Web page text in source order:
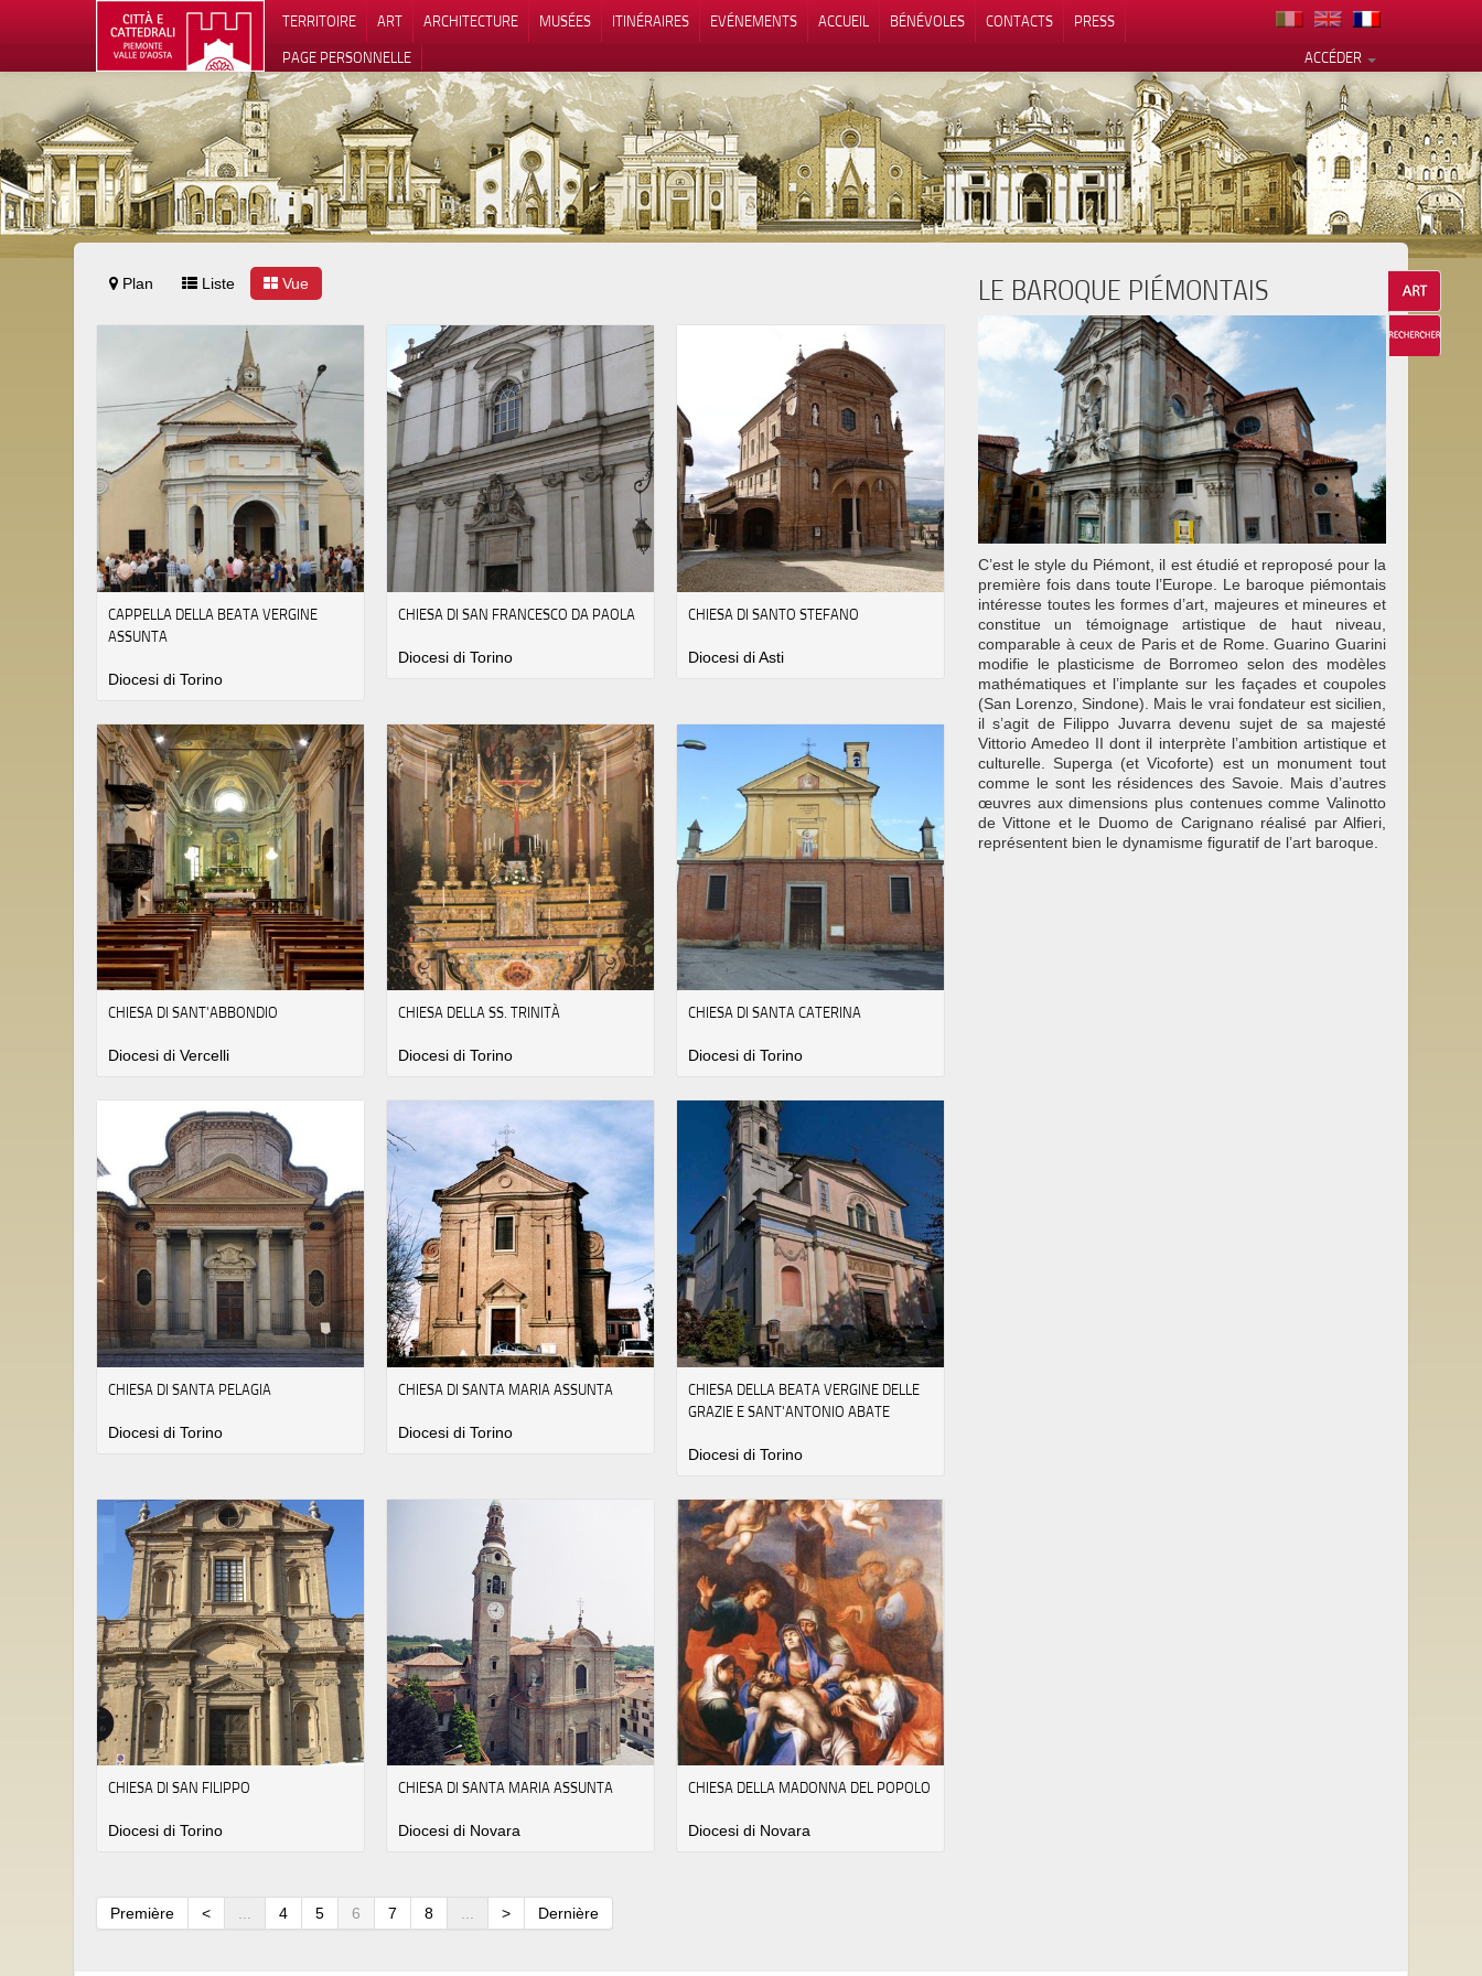
TERRITOIRE ART ARCHITECTURE MUSÉES ITINÉRAIRES EVÉNEMENTS ACCUEIL BÉNÉVOLES CONTACTS
PRESS
ACCÉDER
PAGE PERSONNELLE
Plan Liste Vue
CAPPELLA DELLA BEATA VERGINE
ASSUNTA
Diocesi di Torino
CHIESA DI SAN FRANCESCO DA PAOLA
Diocesi di Torino
CHIESA DI SANTO STEFANO
Diocesi di Asti
CHIESA DI SANT'ABBONDIO
Diocesi di Vercelli
CHIESA DELLA SS. TRINITÀ
Diocesi di Torino
CHIESA DI SANTA CATERINA
Diocesi di Torino
CHIESA DI SANTA PELAGIA
Diocesi di Torino
CHIESA DI SANTA MARIA ASSUNTA
Diocesi di Torino
CHIESA DELLA BEATA VERGINE DELLE
GRAZIE E SANT'ANTONIO ABATE
Diocesi di Torino
CHIESA DI SAN FILIPPO
Diocesi di Torino
CHIESA DI SANTA MARIA ASSUNTA
Diocesi di Novara
CHIESA DELLA MADONNA DEL POPOLO
Diocesi di Novara
Première < ... 4 5 6 7 8 ... > Dernière
LE BAROQUE PIÉMONTAIS
C’est le style du Piémont, il est étudié et reproposé pour la
première fois dans toute l’Europe. Le baroque piémontais
intéresse toutes les formes d’art, majeures et mineures et
constitue un témoignage artistique de haut niveau,
comparable à ceux de Paris et de Rome. Guarino Guarini
modifie le plasticisme de Borromeo selon des modèles
mathématiques et l’implante sur les façades et coupoles
(San Lorenzo, Sindone). Mais le vrai fondateur est sicilien,
il s’agit de Filippo Juvarra devenu sujet de sa majesté
Vittorio Amedeo II dont il interprète l’ambition artistique et
culturelle. Superga (et Vicoforte) est un monument tout
comme le sont les résidences des Savoie. Mais d’autres
œuvres aux dimensions plus contenues comme Valinotto
de Vittone et le Duomo de Carignano réalisé par Alfieri,
représentent bien le dynamisme figuratif de l’art baroque.
Vos choix en matière de confidentialité